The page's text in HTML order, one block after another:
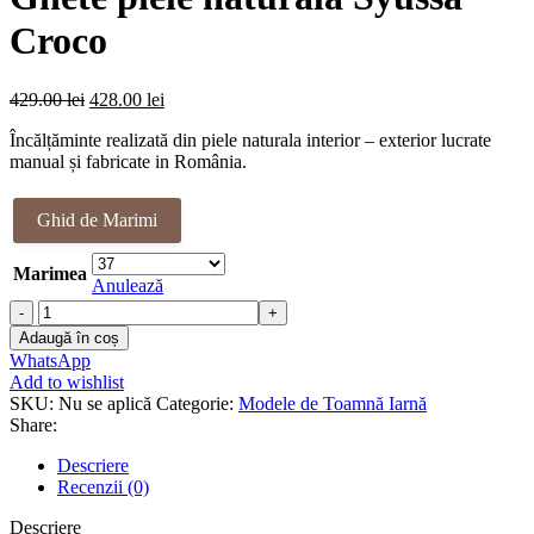
Croco
429.00lei Prețul
a
fost:
428.00 lei
este:
428.00 lei.
Încălțăminte realizată din piele naturala interior – exterior lucrate
manual și fabricate in România.
Ghid de Marimi
Marimea
Anulează
Cantitate
Ghete
piele
naturala
Syussa
Croco
Adaugă în coș
WhatsApp
Add to wishlist
SKU: Nu se aplică Categorie: Modele de Toamnă Iarnă
Share:
Descriere
Recenzii (0)
Descriere